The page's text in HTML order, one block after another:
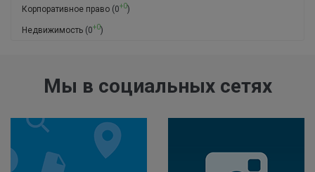
Корпоративное право (0+0)
Недвижимость (0+0)
Мы в социальных сетях